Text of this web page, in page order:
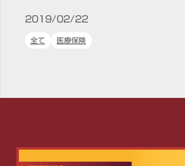
2019/02/22
全て 医療保険